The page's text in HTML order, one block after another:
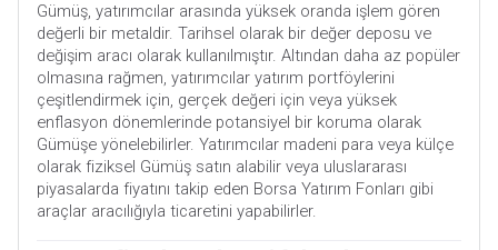
Gümüş, yatırımcılar arasında yüksek oranda işlem gören
değerli bir metaldir. Tarihsel olarak bir değer deposu ve
değişim aracı olarak kullanılmıştır. Altından daha az popüler
olmasına rağmen, yatırımcılar yatırım portföylerini
çeşitlendirmek için, gerçek değeri için veya yüksek
enflasyon dönemlerinde potansiyel bir koruma olarak
Gümüşe yönelebilirler. Yatırımcılar madeni para veya külçe
olarak fiziksel Gümüş satın alabilir veya uluslararası
piyasalarda fiyatını takip eden Borsa Yatırım Fonları gibi
araçlar aracılığıyla ticaretini yapabilirler.